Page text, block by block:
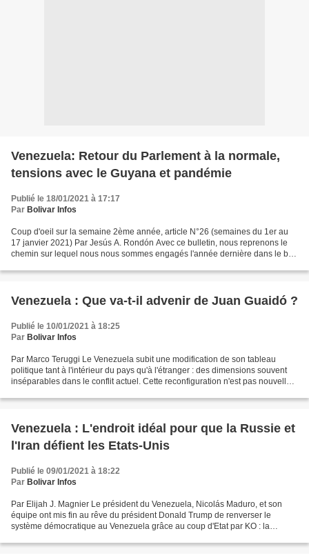
Venezuela: Retour du Parlement à la normale,
tensions avec le Guyana et pandémie
Publié le 18/01/2021 à 17:17
Par Bolivar Infos
Coup d'oeil sur la semaine 2ème année, article N°26 (semaines du 1er au
17 janvier 2021) Par Jesús A. Rondón Avec ce bulletin, nous reprenons le
chemin sur lequel nous nous sommes engagés l'année dernière dans le but
Venezuela : Que va-t-il advenir de Juan Guaidó ?
Publié le 10/01/2021 à 18:25
Par Bolivar Infos
Par Marco Teruggi Le Venezuela subit une modification de son tableau
politique tant à l'intérieur du pays qu'à l'étranger : des dimensions souvent
inséparables dans le conflit actuel. Cette reconfiguration n'est pas nouvelle
Venezuela : L'endroit idéal pour que la Russie et
l'Iran défient les Etats-Unis
Publié le 09/01/2021 à 18:22
Par Bolivar Infos
Par Elijah J. Magnier Le président du Venezuela, Nicolás Maduro, et son
équipe ont mis fin au rêve du président Donald Trump de renverser le
système démocratique au Venezuela grâce au coup d'Etat par KO : la